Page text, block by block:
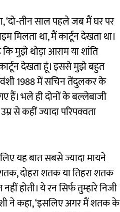
‘दो-तीन साल पहले जब मैं घर पर
मिलता था, मैं कार्टून देखता था।
मुझे थोड़ा आराम या शांति
देखता हूं। इससे मुझे बहुत
1988 में सचिन तेंदुलकर के
हैं। भले ही दोनों के बल्लेबाजी
से कहीं ज्यादा परिपक्वता
यह बात सबसे ज्यादा मायने
दोहरा शतक या तिहरा शतक
होती। ये रन सिर्फ तुम्हारे निजी
ने कहा, ‘इसलिए अगर मैं शतक के